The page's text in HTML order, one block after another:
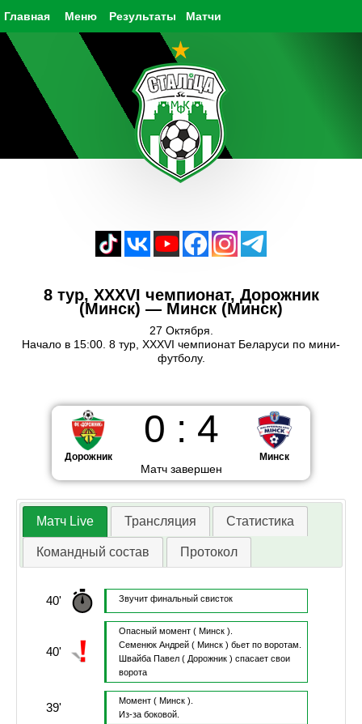
Главная Результаты Матчи
Меню
8 тур, XXXVI чемпионат, Дорожник
(Минск) — Минск (Минск)
27 Октября.
Начало в 15:00. 8 тур, XXXVI чемпионат Беларуси по мини-
футболу.
Дорожник
0 : 4
Матч завершен
Минск
Матч Live Трансляция Статистика
Командный состав Протокол
40' Звучит финальный свисток
40'
Опасный момент ( Минск ).
Семенюк Андрей( Минск ) бьет по воротам.
Швайба Павел( Дорожник ) спасает свои
ворота
39' Момент ( Минск ).
Из-за боковой.